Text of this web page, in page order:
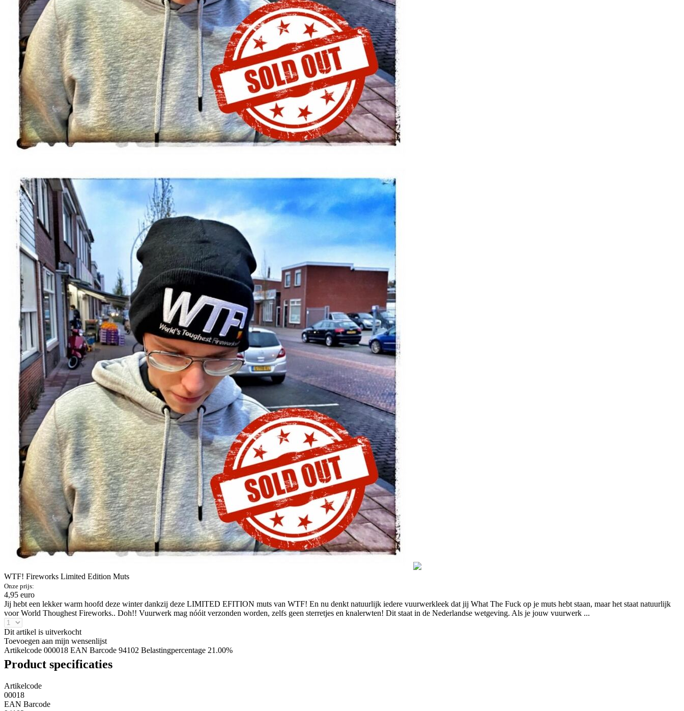
WTF! Fireworks Limited Edition Muts
Onze prijs:
4,95 euro
Jij hebt een lekker warm hoofd deze winter dankzij deze LIMITED EFITION muts van WTF! En nu denkt natuurlijk iedere vuurwerkleek dat jij What The Fuck op je muts hebt staan, maar het staat natuurlijk
voor World Thoughest Fireworks.. Doh!! Vuurwerk mag nóóit verzonden worden, zelfs geen sterretjes en knalerwten! Dit staat in de Nederlandse wetgeving. Als je jouw vuurwerk ...
Dit artikel is uitverkocht
Toevoegen aan mijn wensenlijst
Artikelcode 000018 EAN Barcode 94102 Belastingpercentage 21.00%
Product specificaties
Artikelcode
00018
EAN Barcode